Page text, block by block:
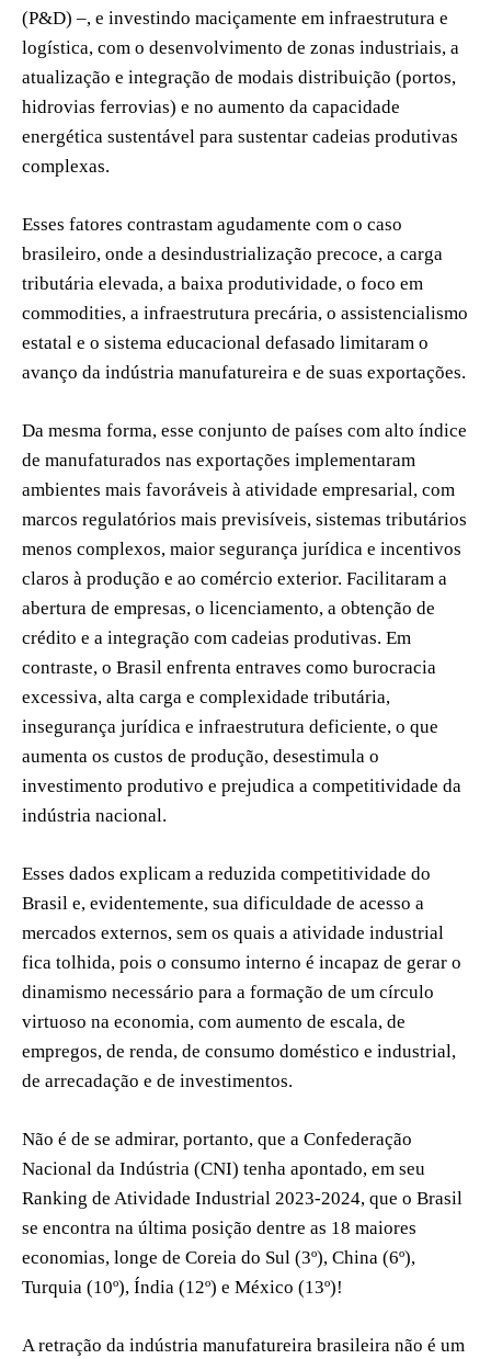
(P&D) –, e investindo maciçamente em infraestrutura e
logística, com o desenvolvimento de zonas industriais, a
atualização e integração de modais distribuição (portos,
hidrovias ferrovias) e no aumento da capacidade
energética sustentável para sustentar cadeias produtivas
complexas.
Esses fatores contrastam agudamente com o caso
brasileiro, onde a desindustrialização precoce, a carga
tributária elevada, a baixa produtividade, o foco em
commodities, a infraestrutura precária, o assistencialismo
estatal e o sistema educacional defasado limitaram o
avanço da indústria manufatureira e de suas exportações.
Da mesma forma, esse conjunto de países com alto índice
de manufaturados nas exportações implementaram
ambientes mais favoráveis à atividade empresarial, com
marcos regulatórios mais previsíveis, sistemas tributários
menos complexos, maior segurança jurídica e incentivos
claros à produção e ao comércio exterior. Facilitaram a
abertura de empresas, o licenciamento, a obtenção de
crédito e a integração com cadeias produtivas. Em
contraste, o Brasil enfrenta entraves como burocracia
excessiva, alta carga e complexidade tributária,
insegurança jurídica e infraestrutura deficiente, o que
aumenta os custos de produção, desestimula o
investimento produtivo e prejudica a competitividade da
indústria nacional.
Esses dados explicam a reduzida competitividade do
Brasil e, evidentemente, sua dificuldade de acesso a
mercados externos, sem os quais a atividade industrial
fica tolhida, pois o consumo interno é incapaz de gerar o
dinamismo necessário para a formação de um círculo
virtuoso na economia, com aumento de escala, de
empregos, de renda, de consumo doméstico e industrial,
de arrecadação e de investimentos.
Não é de se admirar, portanto, que a Confederação
Nacional da Indústria (CNI) tenha apontado, em seu
Ranking de Atividade Industrial 2023-2024, que o Brasil
se encontra na última posição dentre as 18 maiores
economias, longe de Coreia do Sul (3º), China (6º),
Turquia (10º), Índia (12º) e México (13º)!
A retração da indústria manufatureira brasileira não é um